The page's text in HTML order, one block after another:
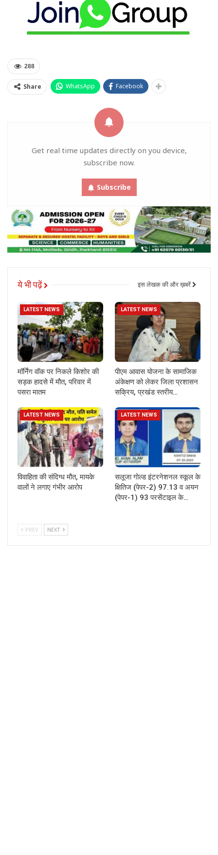
288
Share WhatsApp Facebook
Get real time updates directly on you device,
subscribe now.
Subscribe
ये भी पढ़ें इस लेखक की और ख़बरें
LATEST NEWS
मॉर्निंग वॉक पर निकले किशोर की
सड़क हादसे में मौत, परिवार में
पसरा मातम
LATEST NEWS
पीएम आवास योजना के सामाजिक
अंकेक्षण को लेकर जिला प्रशासन
सक्रिय, प्रखंड स्तरीय…
LATEST NEWS
विवाहिता की संदिग्ध मौत, मायके
वालों ने लगाए गंभीर आरोप
LATEST NEWS
सलूजा गोल्ड इंटरनेशनल स्कूल के
क्षितिज (पेपर-2) 97.13 व अयन
(पेपर-1) 93 परसेंटाइल के…
PREV NEXT